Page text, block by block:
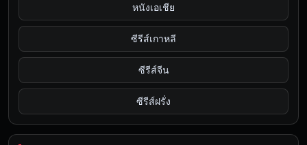
หนังเอเชีย
ซีรีส์เกาหลี
ซีรีส์จีน
ซีรีส์ฝรั่ง